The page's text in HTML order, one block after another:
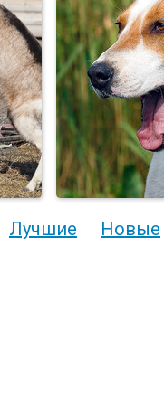
Лучшие Новые